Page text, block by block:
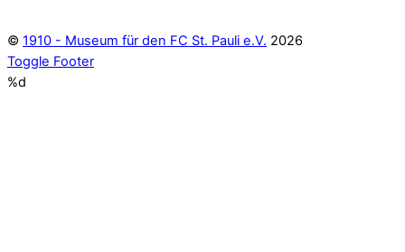
© 1910 - Museum für den FC St. Pauli e.V. 2026
Toggle Footer
%d